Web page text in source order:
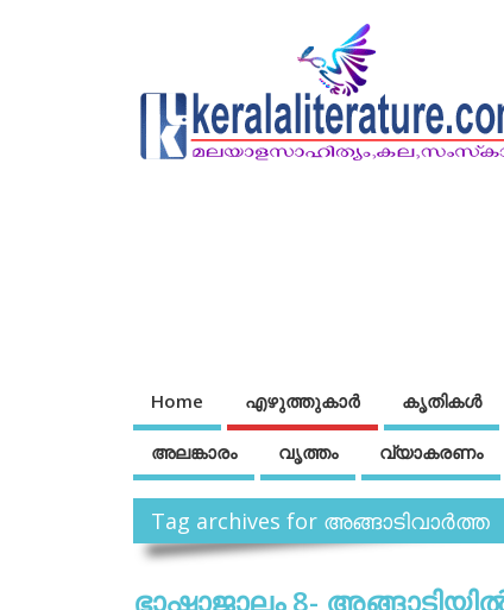
Home എഴുത്തുകാര്‍ കൃതികൾ
അലങ്കാരം വൃത്തം വ്യാകരണം
Tag archives for അങ്ങാടിവാര്‍ത്ത
ഭാഷാജാലം 8-